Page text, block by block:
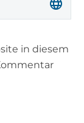
in diesem